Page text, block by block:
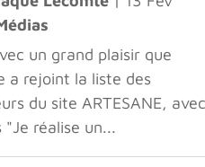
un grand plaisir que
a rejoint la liste des
du site ARTESANE, avec
"Je réalise un...